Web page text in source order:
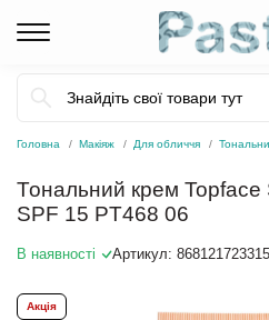
Головна Макіяж Для обличчя
Тональний крем
SPF 15 PT468 06
В наявності Артикул:
Акція